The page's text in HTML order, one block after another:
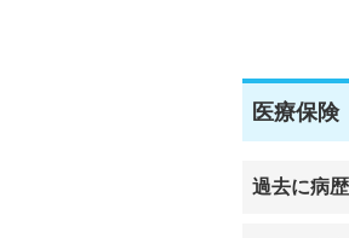
医療保険
過去に病